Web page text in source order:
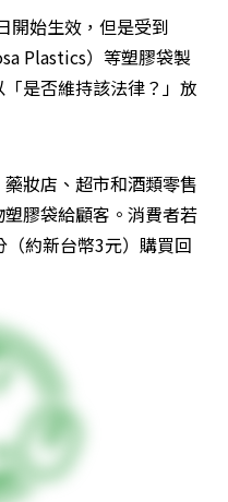
開始生效，但是受到
Plastics）等塑膠袋製
是否維持該法律？」放
妝店、超市和酒類零售
膠袋給顧客。消費者若
約新台幣3元）購買回